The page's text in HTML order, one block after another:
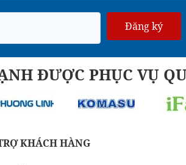
Đăng ký
ĐƯỢC PHỤC VỤ
KHÁCH HÀNG